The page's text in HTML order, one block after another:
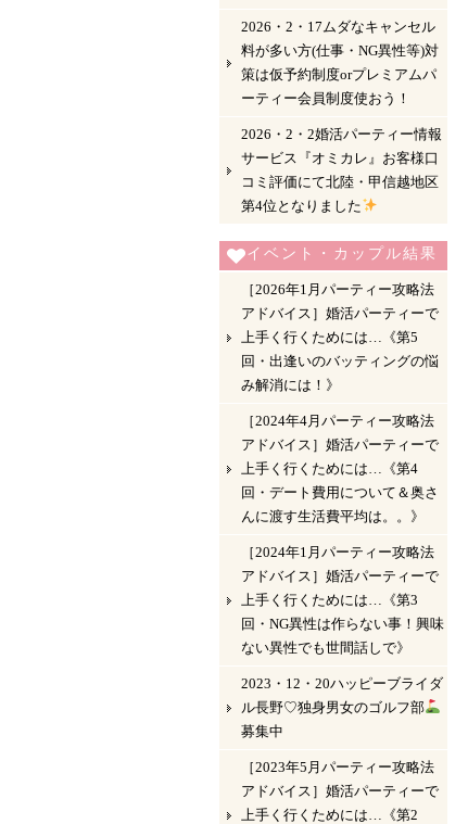
2026・2・17ムダなキャンセル
料が多い方(仕事・NG異性等)対
策は仮予約制度orプレミアムパ
ーティー会員制度使おう！
2026・2・2婚活パーティー情報
サービス『オミカレ』お客様口
コミ評価にて北陸・甲信越地区
第4位となりました
イベント・カップル結果
［2026年1月パーティー攻略法
アドバイス］婚活パーティーで
上手く行くためには…《第5
回・出逢いのバッティングの悩
み解消には！》
［2024年4月パーティー攻略法
アドバイス］婚活パーティーで
上手く行くためには…《第4
回・デート費用について＆奥さ
んに渡す生活費平均は。。》
［2024年1月パーティー攻略法
アドバイス］婚活パーティーで
上手く行くためには…《第3
回・NG異性は作らない事！興味
ない異性でも世間話しで》
2023・12・20ハッピーブライダ
ル長野♡独身男女のゴルフ部
募集中
［2023年5月パーティー攻略法
アドバイス］婚活パーティーで
上手く行くためには…《第2